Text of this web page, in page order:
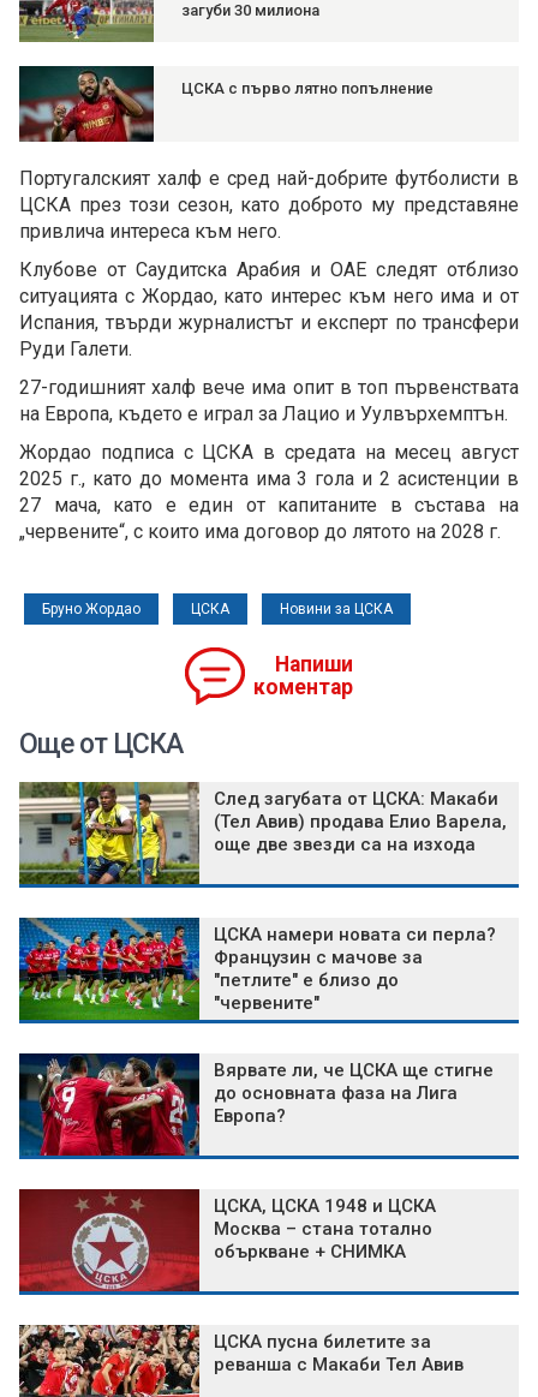
загуби 30 милиона
ЦСКА с първо лятно попълнение
Португалският халф е сред най-добрите футболисти в
ЦСКА през този сезон, като доброто му представяне
привлича интереса към него.
Клубове от Саудитска Арабия и ОАЕ следят отблизо
ситуацията с Жордао, като интерес към него има и от
Испания, твърди журналистът и експерт по трансфери
Руди Галети.
27-годишният халф вече има опит в топ първенствата
на Европа, където е играл за Лацио и Уулвърхемптън.
Жордао подписа с ЦСКА в средата на месец август
2025 г., като до момента има 3 гола и 2 асистенции в
27 мача, като е един от капитаните в състава на
„червените“, с които има договор до лятото на 2028 г.
Бруно Жордао ЦСКА Новини за ЦСКА
Напиши
коментар
Още от ЦСКА
След загубата от ЦСКА: Макаби
(Тел Авив) продава Елио Варела,
още две звезди са на изхода
ЦСКА намери новата си перла?
Французин с мачове за
"петлите" е близо до
"червените"
Вярвате ли, че ЦСКА ще стигне
до основната фаза на Лига
Европа?
ЦСКА, ЦСКА 1948 и ЦСКА
Москва – стана тотално
объркване + СНИМКА
ЦСКА пусна билетите за
реванша с Макаби Тел Авив